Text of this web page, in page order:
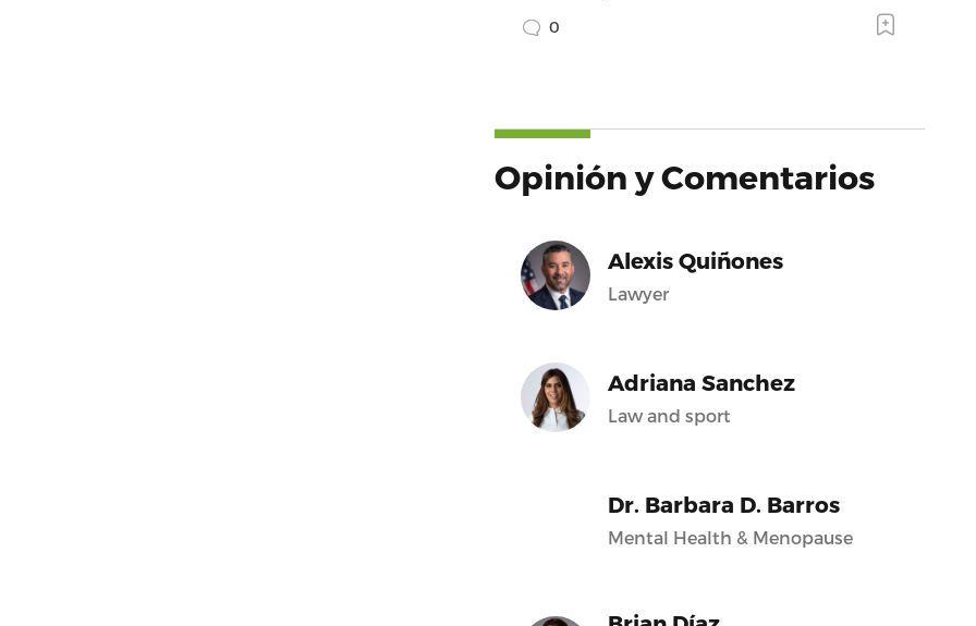
0
Opinión y Comentarios
Alexis Quiñones
Lawyer
Adriana Sanchez
Law and sport
Dr. Barbara D. Barros
Mental Health & Menopause